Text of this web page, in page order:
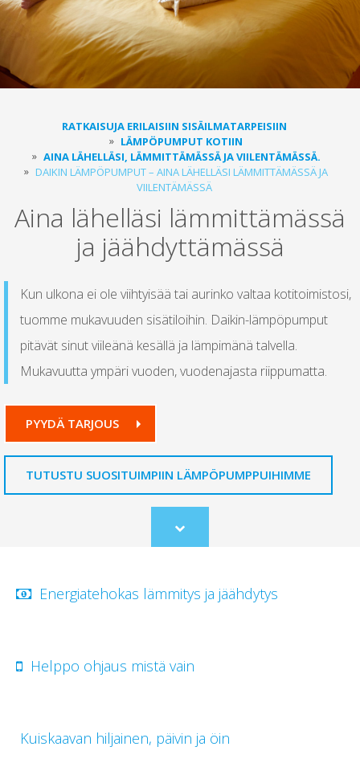
RATKAISUJA ERILAISIIN SISÄILMATARPEISIIN
LÄMPÖPUMPUT KOTIIN
AINA LÄHELLÄSI, LÄMMITTÄMÄSSÄ JA VIILENTÄMÄSSÄ.
DAIKIN LÄMPÖPUMPUT – AINA LÄHELLÄSI LÄMMITTÄMÄSSÄ JA
VIILENTÄMÄSSÄ
Aina lähelläsi lämmittämässä
ja jäähdyttämässä
Kun ulkona ei ole viihtyisää tai aurinko valtaa kotitoimistosi,
tuomme mukavuuden sisätiloihin. Daikin-lämpöpumput
pitävät sinut viileänä kesällä ja lämpimänä talvella.
Mukavuutta ympäri vuoden, vuodenajasta riippumatta.
PYYDÄ TARJOUS
TUTUSTU SUOSITUIMPIIN LÄMPÖPUMPPUIHIMME
Scroll
to
Energiatehokas lämmitys ja jäähdytys
Helppo ohjaus mistä vain
Kuiskaavan hiljainen, päivin ja öin